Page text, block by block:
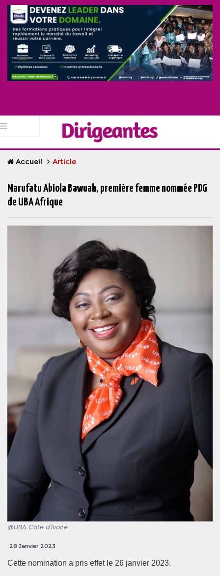
Accueil Article
Marufatu Abiola Bawuah, première femme nommée PDG
de UBA Afrique
@UBA Côte d'Ivoire
28 Janvier 2023
Cette nomination a pris effet le 26 janvier 2023.